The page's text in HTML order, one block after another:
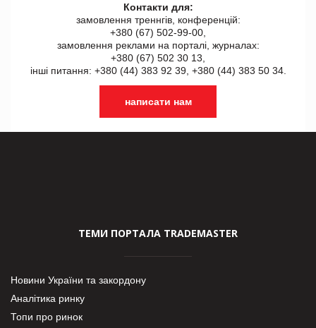
Контакти для:
замовлення треннгів, конференцій:
+380 (67) 502-99-00,
замовлення реклами на порталі, журналах:
+380 (67) 502 30 13,
інші питання: +380 (44) 383 92 39, +380 (44) 383 50 34.
написати нам
ТЕМИ ПОРТАЛА TRADEMASTER
Новини України та закордону
Аналітика ринку
Топи про ринок